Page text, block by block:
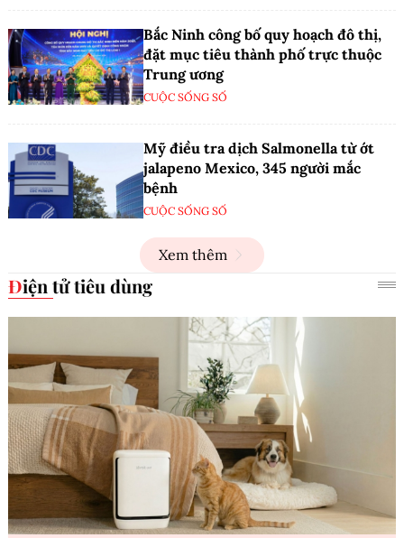
Bắc Ninh công bố quy hoạch đô thị,
đặt mục tiêu thành phố trực thuộc
Trung ương
CUỘC SỐNG SỐ
Mỹ điều tra dịch Salmonella từ ớt
jalapeno Mexico, 345 người mắc
bệnh
CUỘC SỐNG SỐ
Xem thêm
Điện tử tiêu dùng